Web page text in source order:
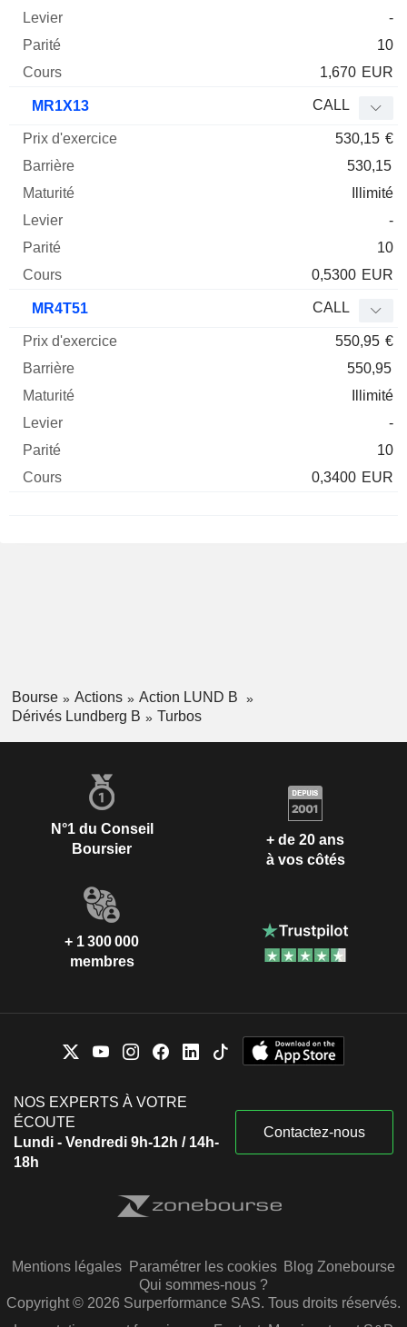
-
10
1,670 EUR
MR1X13 CALL
530,15 €
530,15
Illimité
-
10
0,5300 EUR
MR4T51 CALL
550,95 €
550,95
Illimité
-
10
0,3400 EUR
Bourse Actions
Action LUND B
Dérivés Lundberg B
Turbos
N°1 du Conseil
Boursier
+ de 20 ans
à vos côtés
+ 1 300 000
membres
NOS EXPERTS À VOTRE
ÉCOUTE
Lundi - Vendredi 9h-12h / 14h-
18h
Contactez-nous
Mentions légales Paramétrer les cookies Blog Zonebourse
Qui sommes-nous ?
Copyright © 2026 Surperformance SAS. Tous droits réservés.